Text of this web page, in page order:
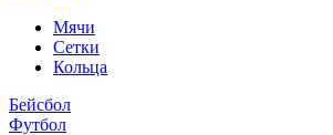
Мячи
Сетки
Кольца
Бейсбол
Футбол